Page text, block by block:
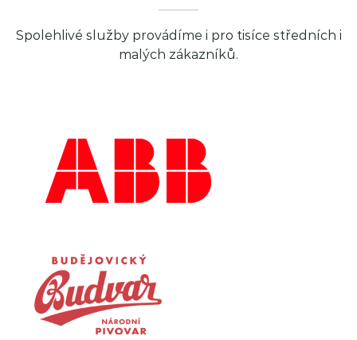
Spolehlivé služby provádíme i pro tisíce středních i
malých zákazníků.